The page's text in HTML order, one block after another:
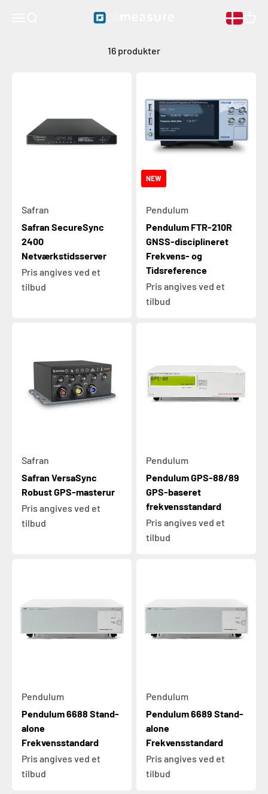
Åben navigationsmenuGOmeasure.dk Åben
Pendulum mærkefrekvensstandarder tilbyder ekstrem
nøjagtighed til anvendelser inden for telekommunikation,
16 produkter
Safran
Safran SecureSync
2400
Netværkstidsserver
Pris angives ved et
tilbud
NEW
Pendulum
Pendulum FTR-210R
GNSS-disciplineret
Frekvens- og
Tidsreference
Pris angives ved et
tilbud
Safran
Safran VersaSync
Robust GPS-masterur
Pris angives ved et
tilbud
Pendulum
Pendulum GPS-88/89
GPS-baseret
frekvensstandard
Pris angives ved et
tilbud
Pendulum
Pendulum 6688 Stand-
alone
Frekvensstandard
Pris angives ved et
tilbud
Pendulum
Pendulum 6689 Stand-
alone
Frekvensstandard
Pris angives ved et
tilbud